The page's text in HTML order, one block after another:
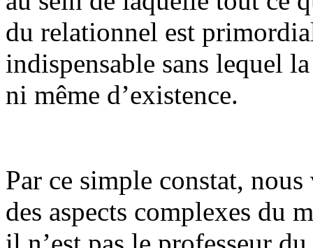
du relationnel est
indispensable sans lequel
ni même d’existence.
Par ce simple constat,
des aspects complexes du